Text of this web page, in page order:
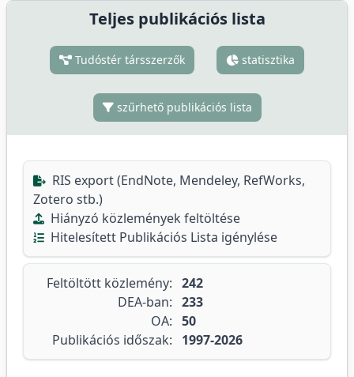
Teljes publikációs lista
Tudóstér társszerzők statisztika
szűrhető publikációs lista
RIS export (EndNote, Mendeley, RefWorks,
Zotero stb.)
Hiányzó közlemények feltöltése
Hitelesített Publikációs Lista igénylése
Feltöltött közlemény: 242
DEA-ban: 233
OA: 50
Publikációs időszak:
1997-2026